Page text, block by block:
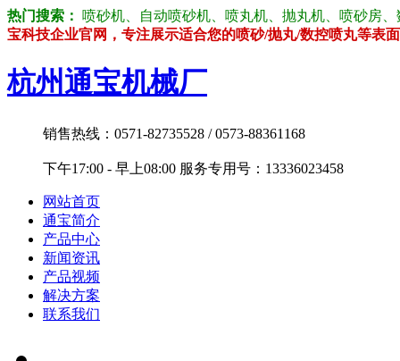
热门搜索：
喷砂机、自动喷砂机、喷丸机、抛丸机、喷砂房
宝科技企业官网，专注展示适合您的喷砂/抛丸/数控喷丸等表
杭州通宝机械厂
销售热线：0571-82735528 / 0573-88361168
下午17:00 - 早上08:00 服务专用号：13336023458
网站首页
通宝简介
产品中心
新闻资讯
产品视频
解决方案
联系我们